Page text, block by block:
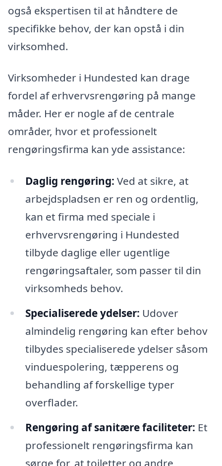
også ekspertisen til at håndtere de
specifikke behov, der kan opstå i din
virksomhed.
Virksomheder i Hundested kan drage
fordel af erhvervsrengøring på mange
måder. Her er nogle af de centrale
områder, hvor et professionelt
rengøringsfirma kan yde assistance:
Daglig rengøring: Ved at sikre, at
arbejdspladsen er ren og ordentlig,
kan et firma med speciale i
erhvervsrengøring i Hundested
tilbyde daglige eller ugentlige
rengøringsaftaler, som passer til din
virksomheds behov.
Specialiserede ydelser: Udover
almindelig rengøring kan efter behov
tilbydes specialiserede ydelser såsom
vinduespolering, tæpperens og
behandling af forskellige typer
overflader.
Rengøring af sanitære faciliteter: Et
professionelt rengøringsfirma kan
sørge for, at toiletter og andre